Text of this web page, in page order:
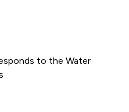
to the Water